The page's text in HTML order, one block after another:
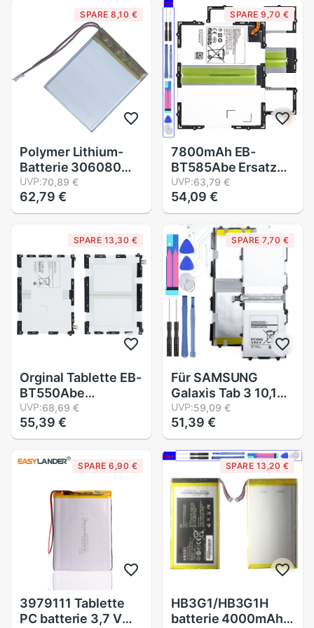
880Z5E NP880Z5E
NP880Z5E-X01UB
3950mAh
Verfolgung Anzahl
SPARE 8,10 €
Polymer Lithium-
Batterie 306080
286080 356080
2500 Mah Liebe
Landung Pda Clever
3,7 V Polymer
UVP:70,89 €
62,79 €
SPARE 9,70 €
7800mAh EB-
BT585Abe Ersatz
Batterie Für
Samsung Galaxis
Tab EINE 10,1 SM
T580 SM-T585C
T585 T580N +
Verfolgung Nummer
UVP:63,79 €
54,09 €
SPARE 13,30 €
Orginal Tablette EB-
BT550Abe
6000mAh batterie
Für Samsung
Galaxis Tab EINE 9.7
"SM-T550 SM-P550
SM-T555 SM-
Werkzeuge
UVP:68,69 €
55,39 €
SPARE 7,70 €
Für SAMSUNG
Galaxis Tab 3 10,1
P5200 P5220
P5210 Ersatz
Batterie T4500E
T4500C T4500K
6800mAh +
Verfolgung Nummer
UVP:59,09 €
51,39 €
SPARE 6,90 €
3979111 Tablette
PC batterie 3,7 V
SPARE 13,20 €
HB3G1/HB3G1H
batterie 4000mAh